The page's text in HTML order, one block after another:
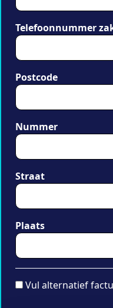
Telefoonnummer
Postcode
Nummer
Straat
Plaats
Vul alternatief